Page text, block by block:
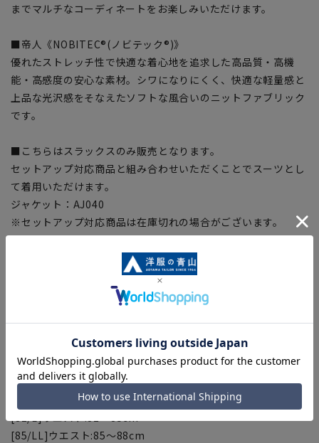
までマルチなコーディネートをお楽しみいただけます。
■帝人《NOBITEC®(ノビテック®)》
優れたストレッチ性で快適な着心地を追求した高品質・高機
能・高感度の安心な素材。シワになりにくく、快適な軽量感と
上品な光沢感をそなえたソフトな風合いのニットファブリック
です。
■こちらはスラックスのみ販売となります。
セットアップ対応商品と組み合わせいただくことでスーツとし
て着用いただけます。
ジャケット：AJ040
※セットアップ対応商品は在庫切れの場合がございます。
こちらの商品の裾直しをする場合は店舗にて承ります。補正料
金については店舗へお問い合わせください。商品の股下以上の
長さの調節は出来ません、予めご了承ください。
【ウエスト対応サイズ】
[73/SS]ウエスト:70～73cm
[76/S]ウエスト:76～79cm
[79/M]ウエスト:79～82cm
[85/LL]ウエスト:85～88cm